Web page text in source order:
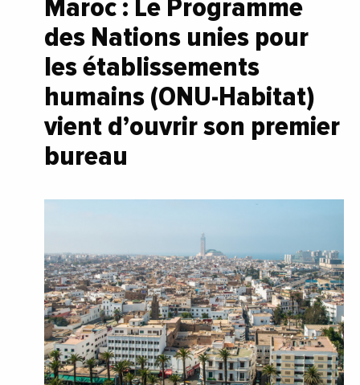
Maroc : Le Programme
des Nations unies pour
les établissements
humains (ONU-Habitat)
vient d’ouvrir son premier
bureau